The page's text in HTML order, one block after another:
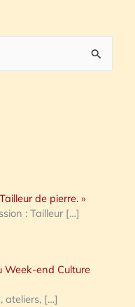
de pierre. »
: Tailleur […]
Week-end Culture
ateliers, […]